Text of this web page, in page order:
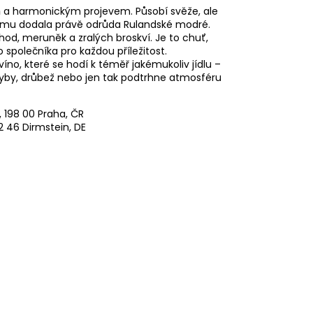
harmonickým projevem. Působí svěže, ale
dodala právě odrůda Rulandské modré.
meruněk a zralých broskví. Je to chuť,
pro každou příležitost.
které se hodí k téměř jakémukoliv jídlu –
drůbež nebo jen tak podtrhne atmosféru
00 Praha, ČR
Dirmstein, DE